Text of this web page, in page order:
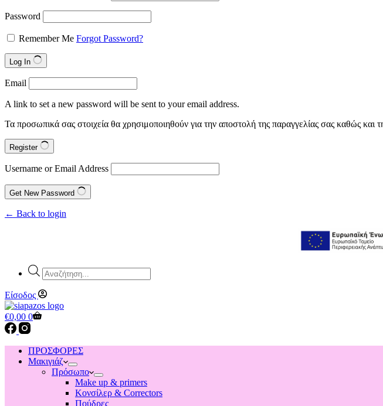
Password
Remember Me Forgot Password?
Log In
Email
A link to set a new password will be sent to your email address.
Τα προσωπικά σας στοιχεία θα χρησιμοποιηθούν για την αποστολή της παραγγελίας σας καθώς και
Register
Username or Email Address
Get New Password
← Back to login
Products
search
Είσοδος
Shopping
cart
€0,00 0
ΠΡΟΣΦΟΡΕΣ
Μακιγιάζ
Πρόσωπο
Make up & primers
Κονσίλερ & Correctors
Πούδρες